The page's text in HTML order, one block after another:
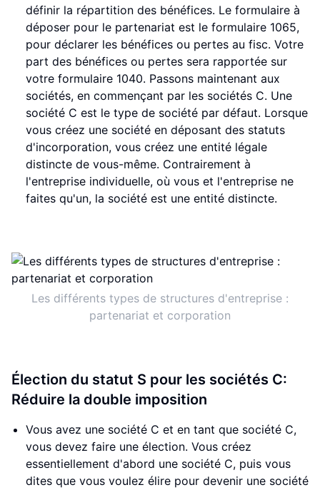
définir la répartition des bénéfices. Le formulaire à
déposer pour le partenariat est le formulaire 1065,
pour déclarer les bénéfices ou pertes au fisc. Votre
part des bénéfices ou pertes sera rapportée sur
votre formulaire 1040. Passons maintenant aux
sociétés, en commençant par les sociétés C. Une
société C est le type de société par défaut. Lorsque
vous créez une société en déposant des statuts
d'incorporation, vous créez une entité légale
distincte de vous-même. Contrairement à
l'entreprise individuelle, où vous et l'entreprise ne
faites qu'un, la société est une entité distincte.
Les différents types de structures d'entreprise :
partenariat et corporation
Élection du statut S pour les sociétés C:
Réduire la double imposition
Vous avez une société C et en tant que société C,
vous devez faire une élection. Vous créez
essentiellement d'abord une société C, puis vous
dites que vous voulez élire pour devenir une société